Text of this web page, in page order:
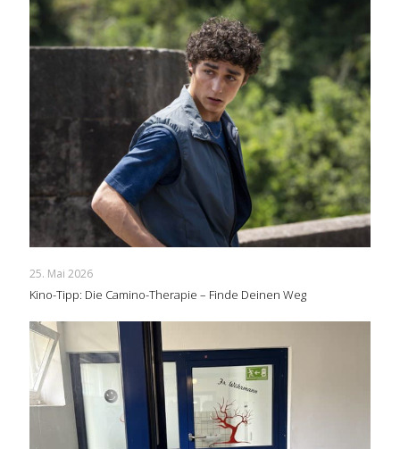
25. Mai 2026
Kino-Tipp: Die Camino-Therapie – Finde Deinen Weg